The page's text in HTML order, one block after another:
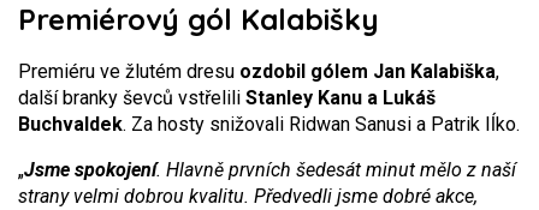
Premiérový gól Kalabišky
Premiéru ve žlutém dresu ozdobil gólem Jan Kalabiška,
další branky ševců vstřelili Stanley Kanu a Lukáš
Buchvaldek. Za hosty snižovali Ridwan Sanusi a Patrik Iĺko.
„Jsme spokojení. Hlavně prvních šedesát minut mělo z naší
strany velmi dobrou kvalitu. Předvedli jsme dobré akce,